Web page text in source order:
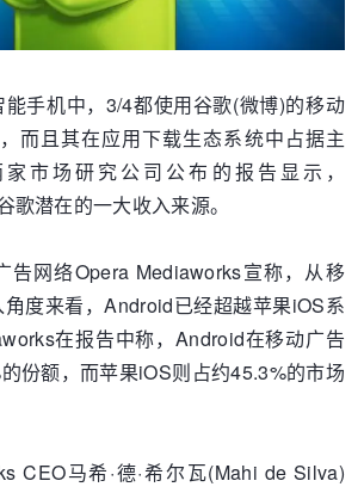
手机中，3/4都使用谷歌(微博)的移动
而且其在应用下载生态系统中占据主
市场研究公司公布的报告显示，
歌潜在的一大收入来源。
告网络Opera Mediaworks宣称，从移
度来看，Android已经超越苹果iOS系
在报告中称，Android在移动广告
份额，而苹果iOS则占约45.3%的市场
CEO马希·德·希尔瓦(Mahi de Silva)